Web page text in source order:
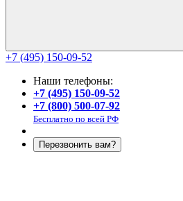
+7 (495) 150-09-52
Наши телефоны:
+7 (495) 150-09-52
+7 (800) 500-07-92
Бесплатно по всей РФ
Перезвонить вам?